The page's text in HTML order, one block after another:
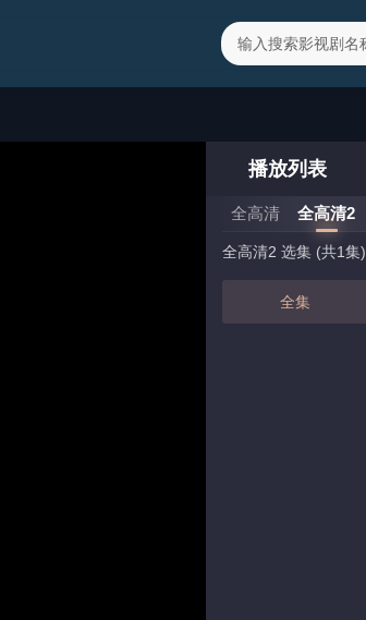
播放列表
全高清 全高清2
全高清2 选集 (共1集)
全集